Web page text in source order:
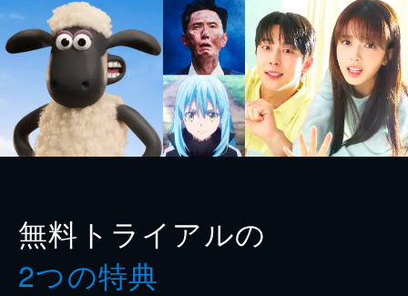
無料トライアルの
2つの特典